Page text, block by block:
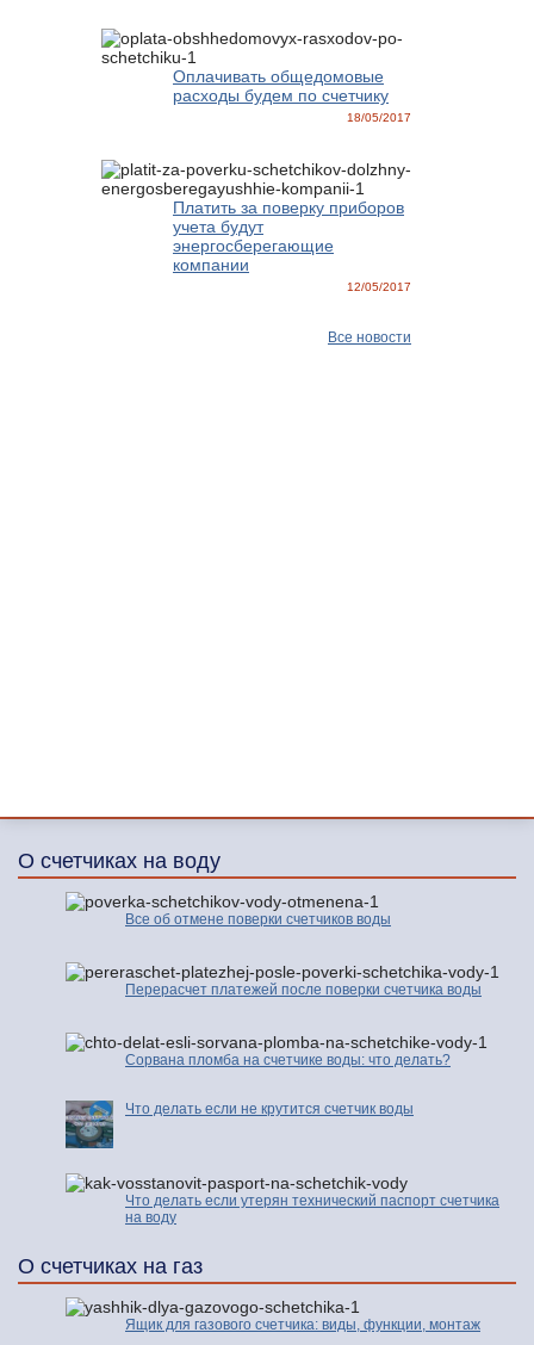
Оплачивать общедомовые
расходы будем по счетчику
18/05/2017
Платить за поверку приборов
учета будут
энергосберегающие
компании
12/05/2017
Все новости
О счетчиках на воду
Все об отмене поверки счетчиков воды
Перерасчет платежей после поверки счетчика воды
Сорвана пломба на счетчике воды: что делать?
Что делать если не крутится счетчик воды
Что делать если утерян технический паспорт счетчика
на воду
О счетчиках на газ
Ящик для газового счетчика: виды, функции, монтаж